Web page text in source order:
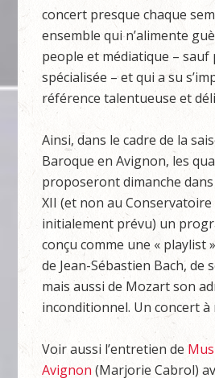
concert presque chaque
ensemble qui n’alimente
people et médiatique – sauf
spécialisée – et qui a su
référence talentueuse et
Ainsi, dans le cadre de la
Baroque en Avignon, les
proposeront dimanche
XII (et non au Conservatoire
initialement prévu) un
conçu comme une « playlist
de Jean-Sébastien Bach, de
mais aussi de Mozart son
inconditionnel. Un concert à
Voir aussi l’entretien de
Avignon(Marjorie Cabrol)